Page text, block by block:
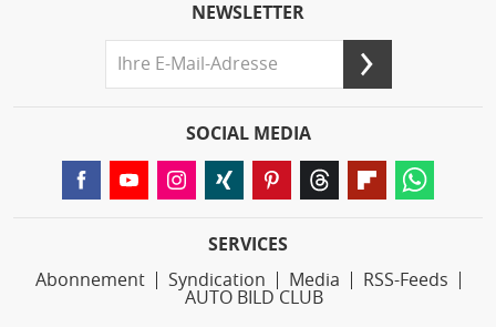
NEWSLETTER
SOCIAL MEDIA
SERVICES
Abonnement
Syndication Media
RSS-Feeds
AUTO BILD CLUB